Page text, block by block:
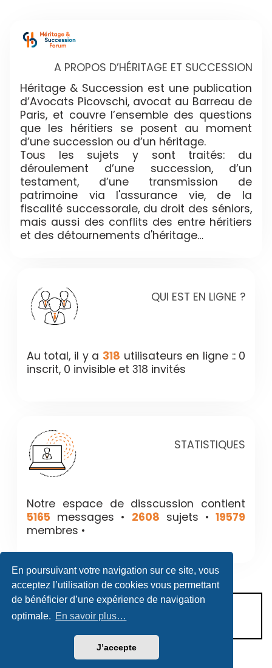
En poursuivant votre navigation sur ce site, vous
acceptez l’utilisation de cookies vous permettant
de bénéficier d’une expérience de navigation
optimale. En savoir plus…
J’accepte
A PROPOS D’HÉRITAGE ET SUCCESSION
Héritage & Succession est une publication
d’Avocats Picovschi, avocat au Barreau de
Paris, et couvre l’ensemble des questions
que les héritiers se posent au moment
d’une succession ou d’un héritage.
Tous les sujets y sont traités: du
déroulement d’une succession, d’un
testament, d’une transmission de
patrimoine via l'assurance vie, de la
fiscalité successorale, du droit des séniors,
mais aussi des conflits des entre héritiers
et des détournements d'héritage…
QUI EST EN LIGNE ?
Au total, il y a 318 utilisateurs en ligne :: 0
inscrit, 0 invisible et 318 invités
STATISTIQUES
Notre espace de disscussion contient
5165 messages • 2608 sujets •19579
membres •
CONDITIONS D’UTILISATION
POLITIQUE DE VIE PRIVÉE
Héritage & Succession